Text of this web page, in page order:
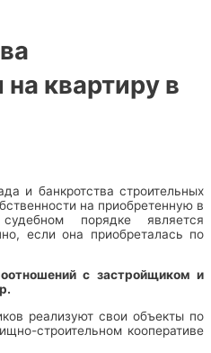
квартиру в
и банкротства строительных
на приобретенную в
порядке является
если она приобреталась по
с застройщиком и
реализуют свои объекты по
строительном кооперативе